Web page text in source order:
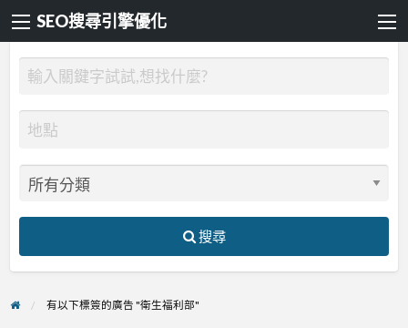
SEO搜尋引擎優化
搜尋
有以下標簽的廣告 "衛生福利部"